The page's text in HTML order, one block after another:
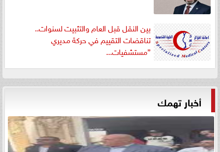
بين النقل قبل العام والتثبيت لسنوات..
تناقضات التقييم في حركة مديري
”مستشفيات...
أخبار تهمك